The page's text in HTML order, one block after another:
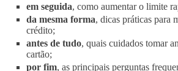
em seguida, como aumentar o limite
da mesma forma, dicas práticas para
crédito;
antes de tudo, quais cuidados tomar
cartão;
por fim, as principais perguntas